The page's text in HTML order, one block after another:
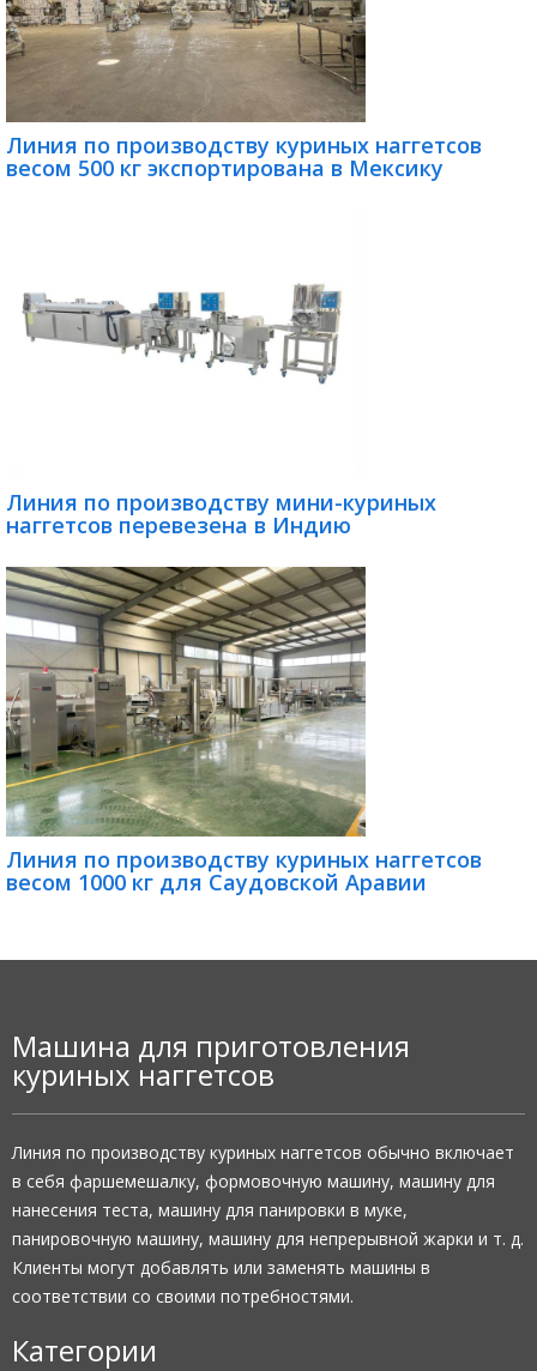
Линия по производству куриных наггетсов
весом 500 кг экспортирована в Мексику
Линия по производству мини-куриных
наггетсов перевезена в Индию
Линия по производству куриных наггетсов
весом 1000 кг для Саудовской Аравии
Машина для приготовления
куриных наггетсов
Линия по производству куриных наггетсов обычно включает
в себя фаршемешалку, формовочную машину, машину для
нанесения теста, машину для панировки в муке,
панировочную машину, машину для непрерывной жарки и т. д.
Клиенты могут добавлять или заменять машины в
соответствии со своими потребностями.
Категории